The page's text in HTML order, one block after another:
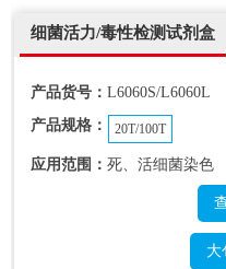
细菌活力/毒性检测试剂盒
产品货号： L6060S/L6060L
产品规格：
20T/100T
应用范围： 死、活细菌染色
大